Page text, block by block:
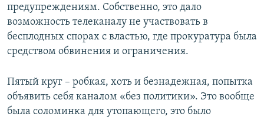
предупреждениям. Собственно, это дало
возможность телеканалу не участвовать в
бесплодных спорах с властью, где прокуратура была
средством обвинения и ограничения.
Пятый круг – робкая, хоть и безнадежная, попытка
объявить себя каналом «без политики». Это вообще
была соломинка для утопающего, это было